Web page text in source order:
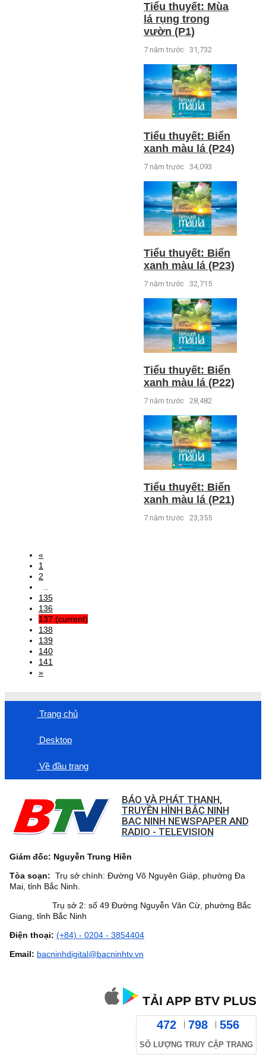
Tiểu thuyết: Mùa
lá rụng trong
vườn (P1)
7 năm trước 31,732
Tiểu thuyết: Biển
xanh màu lá (P24)
7 năm trước 34,093
Tiểu thuyết: Biển
xanh màu lá (P23)
7 năm trước 32,715
Tiểu thuyết: Biển
xanh màu lá (P22)
7 năm trước 28,482
Tiểu thuyết: Biển
xanh màu lá (P21)
7 năm trước 23,355
«
1
2
135
136
137 (current)
138
139
140
141
»
Trang chủ
Desktop
Về đầu trang
BÁO VÀ PHÁT THANH,
TRUYỀN HÌNH BẮC NINH
BAC NINH NEWSPAPER AND
RADIO - TELEVISION
Giám đốc: Nguyễn Trung Hiền
Tòa soạn: Trụ sở chính: Đường Võ Nguyên Giáp, phường Đa
Mai, tỉnh Bắc Ninh.
Trụ sở 2: số 49 Đường Nguyễn Văn Cừ, phường Bắc
Giang, tỉnh Bắc Ninh
Điện thoại: (+84) - 0204 - 3854404
Email: bacninhdigital@bacninhtv.vn
TẢI APP BTV PLUS
472 798 556
SỐ LƯỢNG TRUY CẬP TRANG